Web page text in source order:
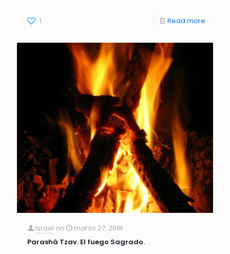
1 Read more
Israel on
marzo 27, 2019
Parashá Tzav. El fuego Sagrado.